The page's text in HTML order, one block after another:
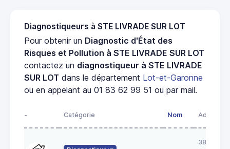
Diagnostiqueurs à STE LIVRADE SUR LOT
Pour obtenir un Diagnostic d'État des
Risques et Pollution à STE LIVRADE SUR LOT
contactez un diagnostiqueur à STE LIVRADE
SUR LOT dans le département Lot-et-Garonne
ou en appelant au 01 83 62 99 51 ou par mail.
- Catégorie Nom Adresse
38 rue